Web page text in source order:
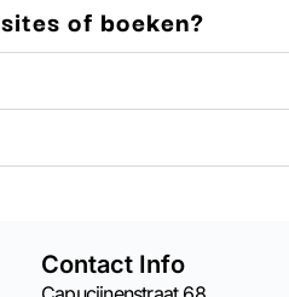
of boeken?
Contact Info